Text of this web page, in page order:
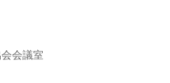
会議室